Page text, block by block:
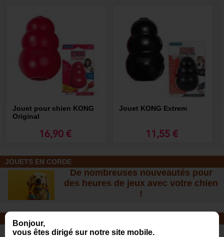
Bonjour,
vous êtes dirigé sur notre site mobile.
Jouet pour chien KONG
Original
16,90 €
Jouet KONG Extrem
11,55 €
JOUETS EN CORDE
De nombreuses nouveautés pour
des heures de jeux avec votre chien
!
SOINS ET SHAMPOOING
Tout pour l'hygiène et les soins de